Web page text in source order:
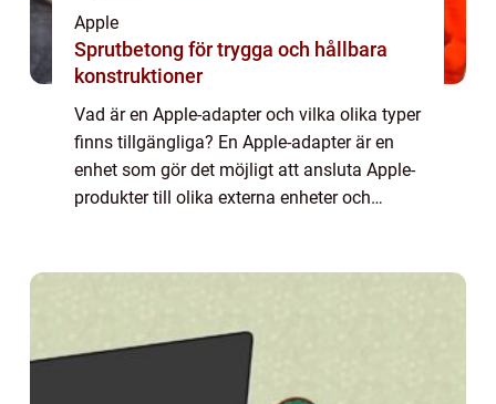
Apple
Sprutbetong för trygga och hållbara
konstruktioner
Vad är en Apple-adapter och vilka olika typer
finns tillgängliga? En Apple-adapter är en
enhet som gör det möjligt att ansluta Apple-
produkter till olika externa enheter och